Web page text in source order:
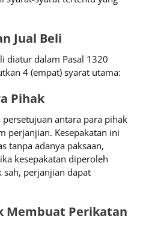
Jual Beli
diatur dalam Pasal 1320
4 (empat) syarat utama:​
Pihak
antara para pihak
perjanjian. Kesepakatan ini
tanpa adanya paksaan,
kesepakatan diperoleh
sah, perjanjian dapat
Membuat Perikatan